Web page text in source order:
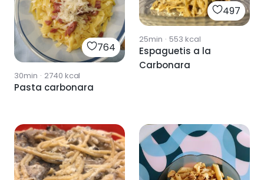
764
30min · 2740 kcal
Pasta carbonara
497
25min · 553 kcal
Espaguetis a la
Carbonara